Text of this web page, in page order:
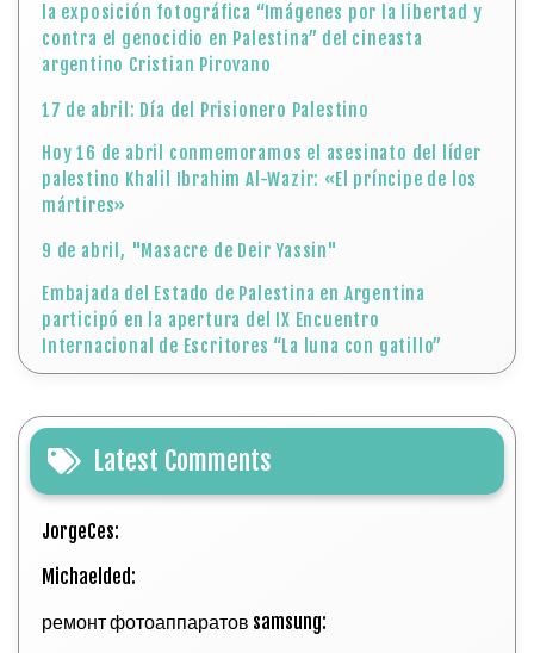
la exposición fotográfica “Imágenes por la libertad y
contra el genocidio en Palestina” del cineasta
argentino Cristian Pirovano
17 de abril: Día del Prisionero Palestino
Hoy 16 de abril conmemoramos el asesinato del líder
palestino Khalil Ibrahim Al-Wazir: «El príncipe de los
mártires»
9 de abril, "Masacre de Deir Yassin"
Embajada del Estado de Palestina en Argentina
participó en la apertura del IX Encuentro
Internacional de Escritores “La luna con gatillo”
Latest Comments
JorgeCes:
Michaelded:
ремонт фотоаппаратов samsung: